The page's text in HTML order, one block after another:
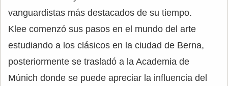
vanguardistas más destacados de su tiempo.
Klee comenzó sus pasos en el mundo del arte
estudiando a los clásicos en la ciudad de Berna,
posteriormente se trasladó a la Academia de
Múnich donde se puede apreciar la influencia del